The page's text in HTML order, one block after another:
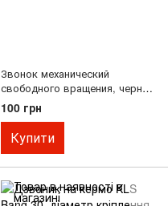
Звонок механический
свободного вращения, черно-
серый
100 грн
Купити